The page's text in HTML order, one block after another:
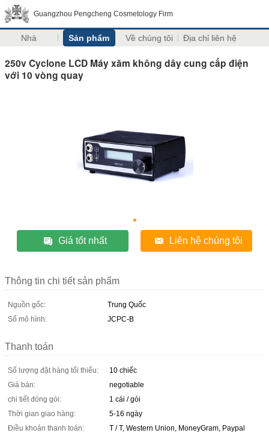
Guangzhou Pengcheng Cosmetology Firm
Nhà Sản phẩm Về chúng tôi Địa chỉ liên hệ
250v Cyclone LCD Máy xăm không dây cung cấp điện
với 10 vòng quay
Giá tốt nhất Liên hệ chúng tôi
Thông tin chi tiết sản phẩm
Nguồn gốc:
Trung Quốc
Số mô hình:
JCPC-B
Thanh toán
Số lượng đặt hàng tối thiểu:
10 chiếc
Giá bán:
negotiable
chi tiết đóng gói:
1 cái / gói
Thời gian giao hàng:
5-16 ngày
Điều khoản thanh toán:
T / T, Western Union, MoneyGram, Paypal